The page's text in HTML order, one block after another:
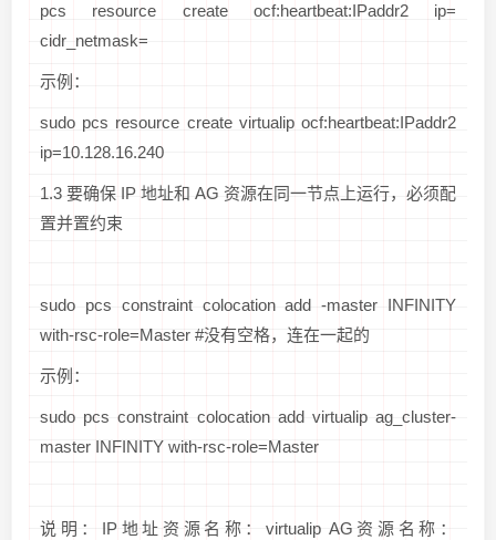
pcs resource create ocf:heartbeat:IPaddr2 ip=
cidr_netmask=
示例：
sudo pcs resource create virtualip ocf:heartbeat:IPaddr2
ip=10.128.16.240
1.3 要确保 IP 地址和 AG 资源在同一节点上运行，必须配
置并置约束
sudo pcs constraint colocation add-master INFINITY
with-rsc-role=Master #没有空格，连在一起的
示例：
sudo pcs constraint colocation add virtualip ag_cluster-
master INFINITY with-rsc-role=Master
说明：IP地址资源名称：virtualip AG资源名称：